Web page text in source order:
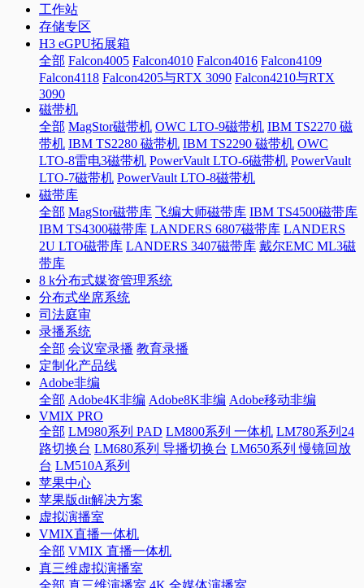
工作站
存储专区
H3 eGPU拓展箱
全部 Falcon4005 Falcon4010 Falcon4016 Falcon4109
Falcon4118 Falcon4205与RTX 3090 Falcon4210与RTX
3090
磁带机
全部 MagStor磁带机 OWC LTO-9磁带机 IBM TS2270 磁
带机 IBM TS2280 磁带机 IBM TS2290 磁带机 OWC
LTO-8雷电3磁带机 PowerVault LTO-6磁带机 PowerVault
LTO-7磁带机 PowerVault LTO-8磁带机
磁带库
全部 MagStor磁带库 飞编大师磁带库 IBM TS4500磁带库
IBM TS4300磁带库 LANDERS 6807磁带库 LANDERS
2U LTO磁带库 LANDERS 3407磁带库 戴尔EMC ML3磁
带库
8 k分布式媒资管理系统
分布式坐席系统
司法庭审
录播系统
全部 会议室录播 教育录播
定制化产品线
Adobe非编
全部 Adobe4K非编 Adobe8K非编 Adobe移动非编
VMIX PRO
全部 LM980系列 PAD LM800系列 一体机 LM780系列24
路切换台 LM680系列 导播切换台 LM650系列 慢镜回放
台 LM510A系列
苹果中心
苹果版dit解决方案
虚拟演播室
VMIX直播一体机
全部 VMIX 直播一体机
真三维虚拟演播室
全部 真三维演播室 4K 全媒体演播室